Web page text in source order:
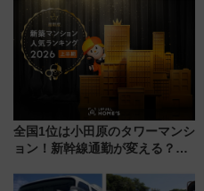
送の目覚まし時計など通販・販
売店舗まとめ
全国1位は小田原のタワーマンシ
ョン！新幹線通勤が変える？
【新築マンション人気ランキン